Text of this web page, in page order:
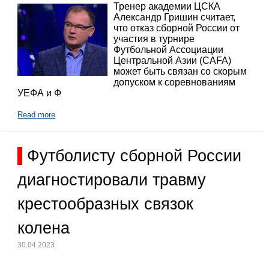
Тренер академии ЦСКА
Александр Гришин считает,
что отказ сборной России от
участия в турнире
Футбольной Ассоциации
Центральной Азии (CAFA)
может быть связан со скорым
допуском к соревнованиям
УЕФА и Ф
Read more
Футболисту сборной России
диагностировали травму
крестообразных связок
колена
30.04.2023